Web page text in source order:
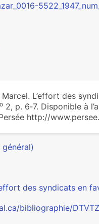
Marcel. L’effort des
o 2, p. 6‑7. Disponible à
Persée http://
des syndicats en
bibliographie/